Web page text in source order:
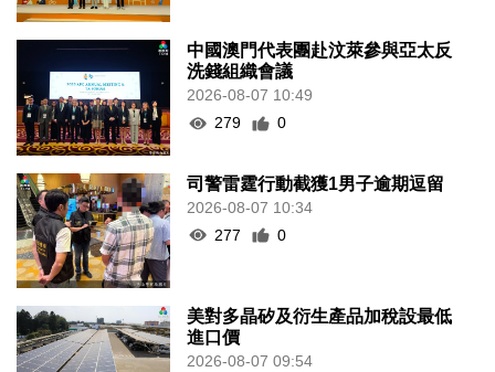
中國澳門代表團赴汶萊參與亞太反
洗錢組織會議
2026-08-07 10:49
279
0
司警雷霆行動截獲1男子逾期逗留
2026-08-07 10:34
277
0
美對多晶矽及衍生產品加稅設最低
進口價
2026-08-07 09:54